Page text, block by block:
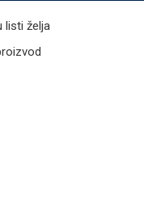
listi želja